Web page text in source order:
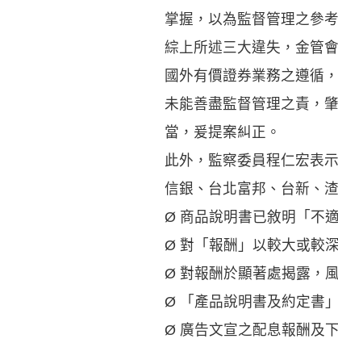
掌握，以為監督管理之參
綜上所述三大違失，金管
國外有價證券業務之遵循
未能善盡監督管理之責，
當，爰提案糾正。
此外，監察委員程仁宏表
信銀、台北富邦、台新、
Ø 商品說明書已敘明「不
Ø 對「報酬」以較大或較
Ø 對報酬於顯著處揭露，
Ø 「產品說明書及約定書
Ø 廣告文宣之配息報酬及